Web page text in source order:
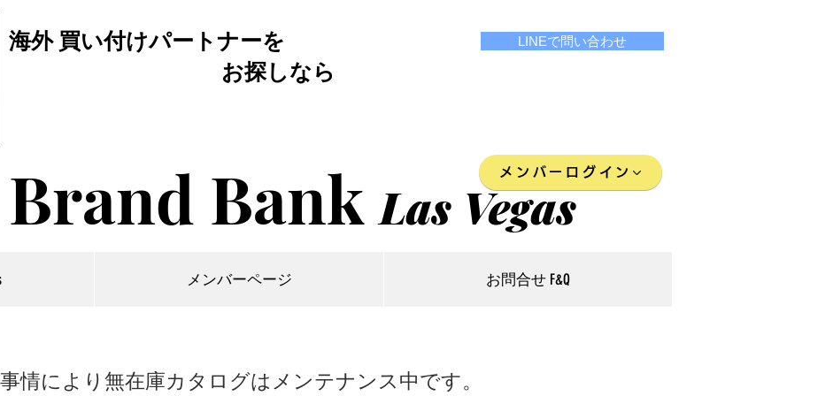
海外 買い付けパートナーを
お探しなら
LINEで問い合わせ
Brand Bank Las Vegas
メンバーログイン
メンバーページ お問合せ F&Q
情により無在庫カタログはメンテナンス中です。